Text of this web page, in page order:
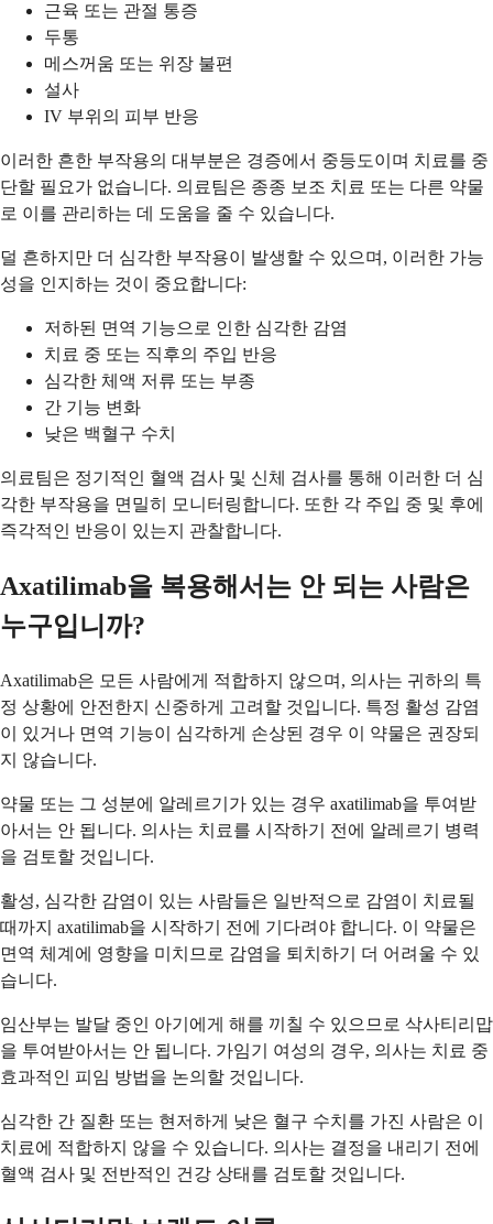
근육 또는 관절 통증
두통
메스꺼움 또는 위장 불편
설사
IV 부위의 피부 반응
이러한 흔한 부작용의 대부분은 경증에서 중등도이며 치료를 중
단할 필요가 없습니다. 의료팀은 종종 보조 치료 또는 다른 약물
로 이를 관리하는 데 도움을 줄 수 있습니다.
덜 흔하지만 더 심각한 부작용이 발생할 수 있으며, 이러한 가능
성을 인지하는 것이 중요합니다:
저하된 면역 기능으로 인한 심각한 감염
치료 중 또는 직후의 주입 반응
심각한 체액 저류 또는 부종
간 기능 변화
낮은 백혈구 수치
의료팀은 정기적인 혈액 검사 및 신체 검사를 통해 이러한 더 심
각한 부작용을 면밀히 모니터링합니다. 또한 각 주입 중 및 후에
즉각적인 반응이 있는지 관찰합니다.
Axatilimab을 복용해서는 안 되는 사람은
누구입니까?
Axatilimab은 모든 사람에게 적합하지 않으며, 의사는 귀하의 특
정 상황에 안전한지 신중하게 고려할 것입니다. 특정 활성 감염
이 있거나 면역 기능이 심각하게 손상된 경우 이 약물은 권장되
지 않습니다.
약물 또는 그 성분에 알레르기가 있는 경우 axatilimab을 투여받
아서는 안 됩니다. 의사는 치료를 시작하기 전에 알레르기 병력
을 검토할 것입니다.
활성, 심각한 감염이 있는 사람들은 일반적으로 감염이 치료될
때까지 axatilimab을 시작하기 전에 기다려야 합니다. 이 약물은
면역 체계에 영향을 미치므로 감염을 퇴치하기 더 어려울 수 있
습니다.
임산부는 발달 중인 아기에게 해를 끼칠 수 있으므로 삭사티리맙
을 투여받아서는 안 됩니다. 가임기 여성의 경우, 의사는 치료 중
효과적인 피임 방법을 논의할 것입니다.
심각한 간 질환 또는 현저하게 낮은 혈구 수치를 가진 사람은 이
치료에 적합하지 않을 수 있습니다. 의사는 결정을 내리기 전에
혈액 검사 및 전반적인 건강 상태를 검토할 것입니다.